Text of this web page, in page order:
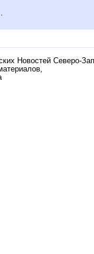
Новостей Северо-